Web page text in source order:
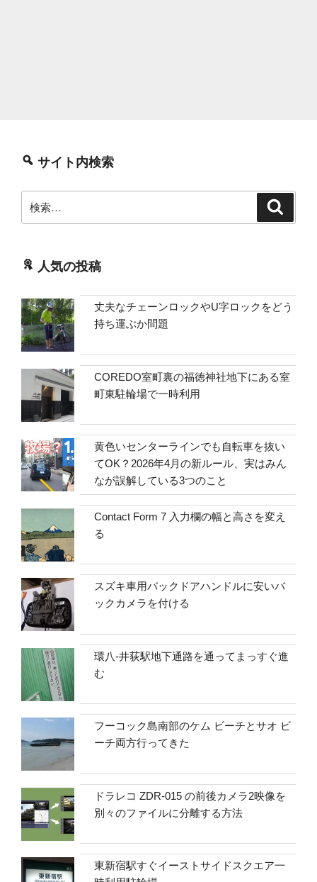
サイト内検索
索:
人気の投稿
丈夫なチェーンロックやU字ロックをどう
持ち運ぶか問題
COREDO室町裏の福徳神社地下にある室
町東駐輪場で一時利用
黄色いセンターラインでも自転車を抜い
てOK？2026年4月の新ルール、実はみん
なが誤解している3つのこと
Contact Form 7 入力欄の幅と高さを変え
る
スズキ車用バックドアハンドルに安いバ
ックカメラを付ける
環八-井荻駅地下通路を通ってまっすぐ進
む
フーコック島南部のケム ビーチとサオ ビ
ーチ両方行ってきた
ドラレコ ZDR-015 の前後カメラ2映像を
別々のファイルに分離する方法
東新宿駅すぐイーストサイドスクエア一